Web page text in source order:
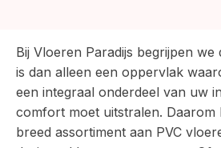
Bij Vloeren Paradijs begrijpen
is dan alleen een oppervlak
een integraal onderdeel van uw
comfort moet uitstralen. Daarom
breed assortiment aan PVC